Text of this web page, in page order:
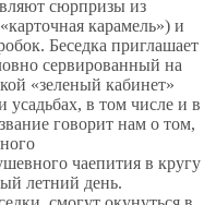
сюрпризы из
карамель») и
Беседка приглашает
сервированный на
«зеленый кабинет»
усадьбах, в том числе и в
говорит нам о том,
чаепития в кругу
летний день.